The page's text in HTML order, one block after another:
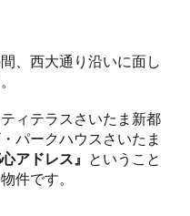
、西大通り沿いに面し
ィテラスさいたま新都
パークハウスさいたま
心アドレス』 ということ
件です。